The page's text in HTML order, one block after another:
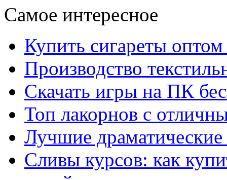
Самое интересное
Купить сигареты
Производство
Скачать игры на ПК
Топ лакорнов с
Лучшие
Сливы курсов: как